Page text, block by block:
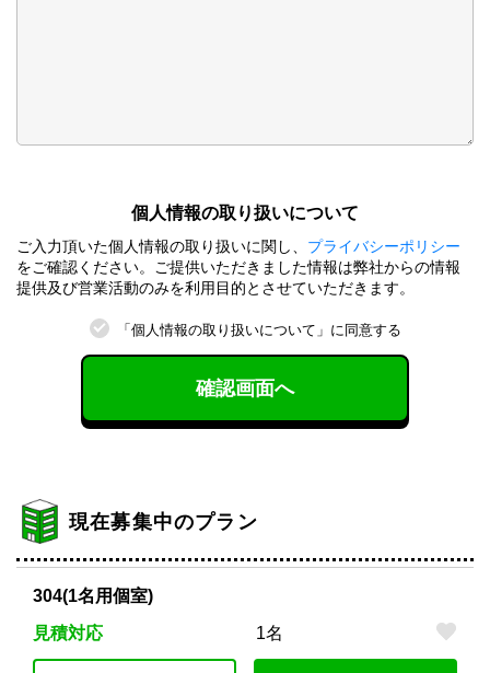
個⼈情報の取り扱いについて
ご⼊⼒頂いた個⼈情報の取り扱いに関し、 プライバシーポリシー
をご確認ください。ご提供いただきました情報は弊社からの情報
提供及び営業活動のみを利⽤⽬的とさせていただきます。
「個⼈情報の取り扱いについて」に同意する
確認画面へ
現在募集中のプラン
304(1名用個室)
見積対応
1名